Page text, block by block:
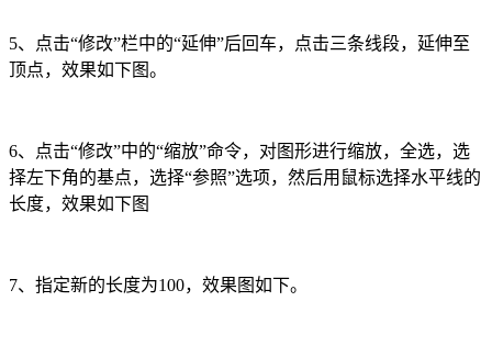
5、点击“修改”栏中的“延伸”后回车，点击三条线段，延伸至
顶点，效果如下图。
6、点击“修改”中的“缩放”命令，对图形进行缩放，全选，选
择左下角的基点，选择“参照”选项，然后用鼠标选择水平线的
长度，效果如下图
7、指定新的长度为100，效果图如下。